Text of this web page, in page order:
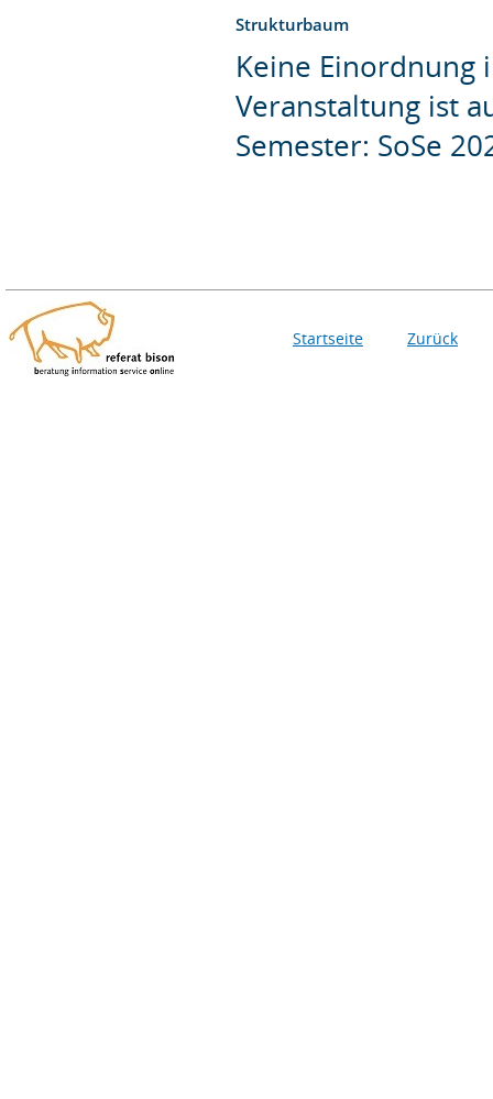
Strukturbaum
Keine Einordnung
Veranstaltung ist
Semester: SoSe
Startseite Zurück